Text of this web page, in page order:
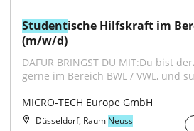
Studentische Hilfskraft im
(m/w/d)
DAFÜR BRINGST DU MIT:Du bist
gerne im Bereich BWL / VWL, und
MICRO-TECH Europe GmbH
Düsseldorf, Raum Neuss